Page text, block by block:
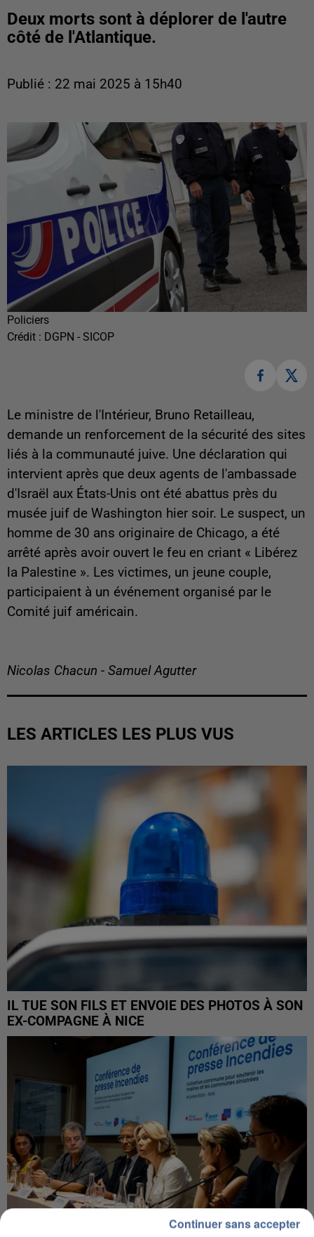
Deux morts sont à déplorer de l'autre
côté de l'Atlantique.
Publié : 22 mai 2025 à 15h40
Policiers
Crédit : DGPN - SICOP
Le ministre de l'Intérieur, Bruno Retailleau,
demande un renforcement de la sécurité des sites
liés à la communauté juive. Une déclaration qui
intervient après que deux agents de l'ambassade
d'Israël aux États-Unis ont été abattus près du
musée juif de Washington hier soir. Le suspect, un
homme de 30 ans originaire de Chicago, a été
arrêté après avoir ouvert le feu en criant « Libérez
la Palestine ». Les victimes, un jeune couple,
participaient à un événement organisé par le
Comité juif américain.
Nicolas Chacun - Samuel Agutter
LES ARTICLES LES PLUS VUS
IL TUE SON FILS ET ENVOIE DES PHOTOS À SON
EX-COMPAGNE À NICE
Continuer sans accepter